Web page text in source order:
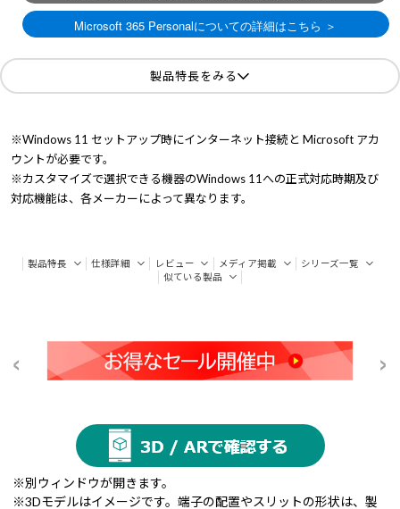
製品特長をみる
※Windows 11 セットアップ時にインターネット接続と Microsoft アカ
ウントが必要です。
※カスタマイズで選択できる機器のWindows 11への正式対応時期及び
対応機能は、各メーカーによって異なります。
製品特長 仕様詳細 レビュー メディア掲載
シリーズ一覧
似ている製品
※別ウィンドウが開きます。
※3Dモデルはイメージです。端子の配置やスリットの形状は、製